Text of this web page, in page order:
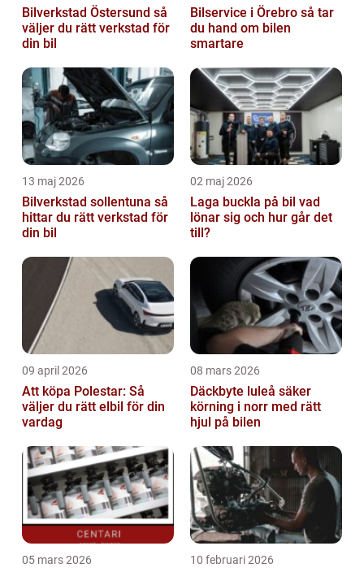
Bilverkstad Östersund så
väljer du rätt verkstad för
din bil
Bilservice i Örebro så tar
du hand om bilen
smartare
13 maj 2026
Bilverkstad sollentuna så
hittar du rätt verkstad för
din bil
02 maj 2026
Laga buckla på bil vad
lönar sig och hur går det
till?
09 april 2026
Att köpa Polestar: Så
väljer du rätt elbil för din
vardag
08 mars 2026
Däckbyte luleå säker
körning i norr med rätt
hjul på bilen
05 mars 2026 10 februari 2026